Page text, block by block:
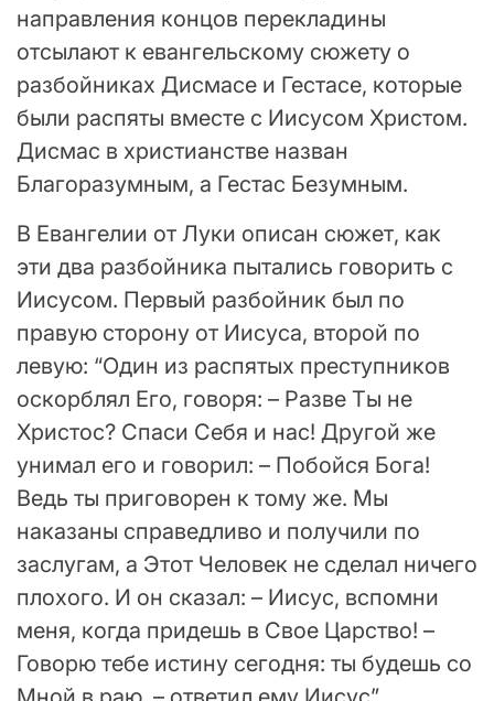
направления концов перекладины
отсылают к евангельскому сюжету о
разбойниках Дисмасе и Гестасе, которые
были распяты вместе с Иисусом Христом.
Дисмас в христианстве назван
Благоразумным, а Гестас Безумным.
В Евангелии от Луки описан сюжет, как
эти два разбойника пытались говорить с
Иисусом. Первый разбойник был по
правую сторону от Иисуса, второй по
левую: “Один из распятых преступников
оскорблял Его, говоря: – Разве Ты не
Христос? Спаси Себя и нас! Другой же
унимал его и говорил: – Побойся Бога!
Ведь ты приговорен к тому же. Мы
наказаны справедливо и получили по
заслугам, а Этот Человек не сделал ничего
плохого. И он сказал: – Иисус, вспомни
меня, когда придешь в Свое Царство! –
Говорю тебе истину сегодня: ты будешь со